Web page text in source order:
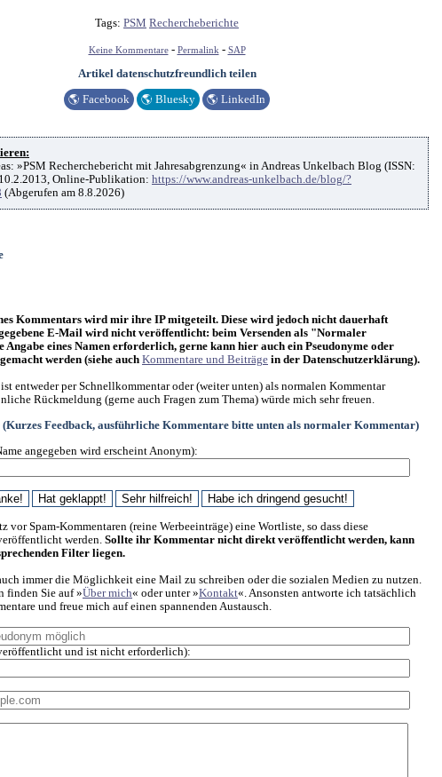
Tags: PSM Rechercheberichte
Keine Kommentare- Permalink- SAP
Artikel datenschutzfreundlich teilen
🌎 Facebook 🌎 Bluesky 🌎 LinkedIn
»PSM Recherchebericht mit Jahresabgrenzung« in Andreas Unkelbach Blog (ISSN:
Online-Publikation: https://www.andreas-unkelbach.de/blog/?
(Abgerufen am 8.8.2026)
Kommentars wird mir ihre IP mitgeteilt. Diese wird jedoch nicht dauerhaft
E-Mail wird nicht veröffentlicht: beim Versenden als "Normaler
eines Namen erforderlich, gerne kann hier auch ein Pseudonyme oder
werden (siehe auch Kommentare und Beiträge in der Datenschutzerklärung).
entweder per Schnellkommentar oder (weiter unten) als normalen Kommentar
Rückmeldung (gerne auch Fragen zum Thema) würde mich sehr freuen.
Feedback, ausführliche Kommentare bitte unten als normaler Kommentar)
angegeben wird erscheint Anonym):
vor Spam-Kommentaren (reine Werbeeinträge) eine Wortliste, so dass diese
werden. Sollte ihr Kommentar nicht direkt veröffentlicht werden, kann
Filter liegen.
immer die Möglichkeit eine Mail zu schreiben oder die sozialen Medien zu nutzen.
finden Sie auf »Über mich« oder unter »Kontakt«. Ansonsten antworte ich tatsächlich
und freue mich auf einen spannenden Austausch.
und ist nicht erforderlich):